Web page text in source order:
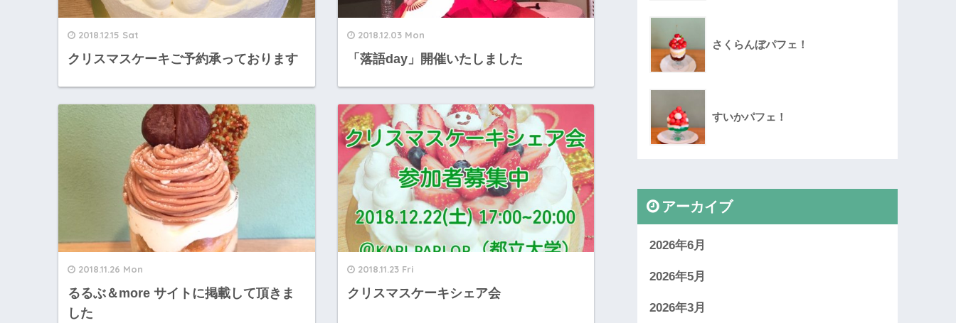
2018.12.15 Sat
クリスマスケーキご予約承っております
2018.12.03 Mon
「落語day」開催いたしました
2018.11.26 Mon
るるぶ＆more サイトに掲載して頂きま
した
2018.11.23 Fri
クリスマスケーキシェア会
さくらんぼパフェ！
すいかパフェ！
アーカイブ
2026年6月
2026年5月
2026年3月